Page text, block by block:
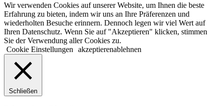
Wir verwenden Cookies auf unserer Website, um Ihnen die beste
Erfahrung zu bieten, indem wir uns an Ihre Präferenzen und
wiederholten Besuche erinnern. Dennoch legen wir viel Wert auf
Ihren Datenschutz. Wenn Sie auf "Akzeptieren" klicken, stimmen
Sie der Verwendung aller Cookies zu.
Cookie Einstellungen
akzeptierenablehnen
Schließen